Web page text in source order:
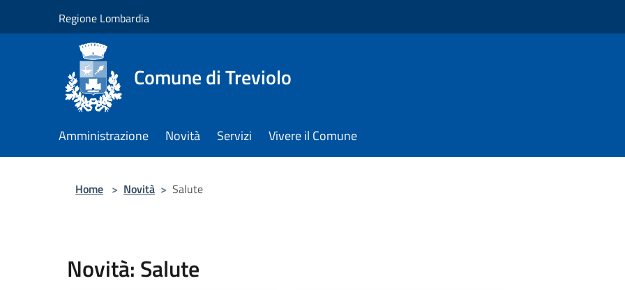
Regione Lombardia
Comune di Treviolo
Amministrazione Novità Servizi Vivere il Comune
Home > Novità > Salute
Novità: Salute